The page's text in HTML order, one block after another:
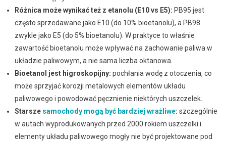
Różnica może wynikać też z etanolu (E10 vs E5): PB95 jest
często sprzedawane jako E10 (do 10% bioetanolu), a PB98
zwykle jako E5 (do 5% bioetanolu). W praktyce to właśnie
zawartość bioetanolu może wpływać na zachowanie paliwa w
układzie paliwowym, a nie sama liczba oktanowa.
Bioetanol jest higroskopijny: pochłania wodę z otoczenia, co
może sprzyjać korozji metalowych elementów układu
paliwowego i powodować pęcznienie niektórych uszczelek.
Starsze samochody mogą być bardziej wrażliwe: szczególnie
w autach wyprodukowanych przed 2000 rokiem uszczelki i
elementy układu paliwowego mogły nie być projektowane pod